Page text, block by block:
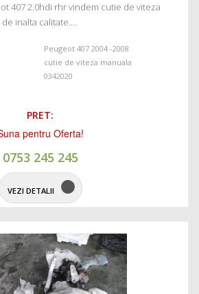
407 2.0hdi rhr vindem cutie de viteza
de inalta calitate.…
Peugeot 407 2004 -2008
cutie de viteza manuala
0342020
PRET:
pentru Oferta!
0753 245 245
VEZI DETALII